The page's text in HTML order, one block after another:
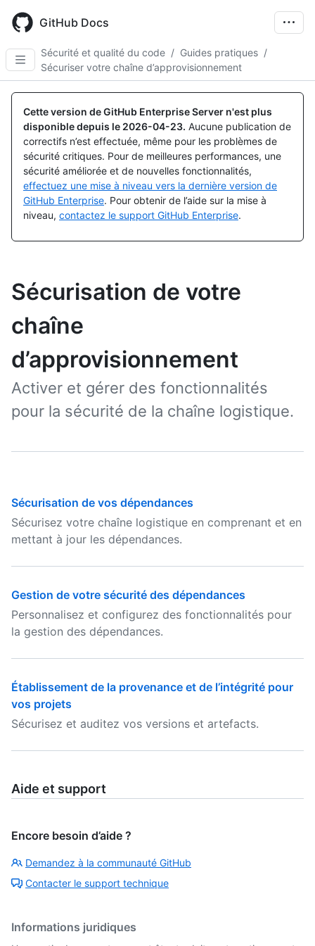
main
content
GitHub Docs
Sécurité et qualité du code / Guides pratiques /
Sécuriser votre chaîne d’approvisionnement
Cette version de GitHub Enterprise Server n'est plus
disponible depuis le 2026-04-23. Aucune publication de
correctifs n’est effectuée, même pour les problèmes de
sécurité critiques. Pour de meilleures performances, une
sécurité améliorée et de nouvelles fonctionnalités,
effectuez une mise à niveau vers la dernière version de
GitHub Enterprise. Pour obtenir de l’aide sur la mise à
niveau, contactez le support GitHub Enterprise.
Sécurisation de votre
chaîne
d’approvisionnement
Activer et gérer des fonctionnalités
pour la sécurité de la chaîne logistique.
Sécurisation de vos dépendances
Sécurisez votre chaîne logistique en comprenant et en
mettant à jour les dépendances.
Gestion de votre sécurité des dépendances
Personnalisez et configurez des fonctionnalités pour
la gestion des dépendances.
Établissement de la provenance et de l’intégrité pour
vos projets
Sécurisez et auditez vos versions et artefacts.
Aide et support
Encore besoin d’aide ?
Demandez à la communauté GitHub
Contacter le support technique
Informations juridiques